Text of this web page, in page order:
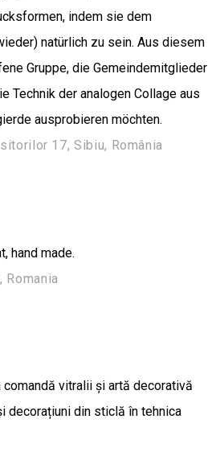
indem sie dem
natürlich zu sein. Aus diesem
Gruppe, die Gemeindemitglieder
Technik der analogen Collage aus
ausprobieren möchten.
17, Sibiu, România
hand made.
Romania
vitralii și artă decorativă
decorațiuni din sticlă în tehnica